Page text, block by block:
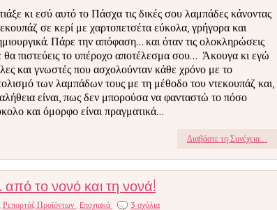
κι εσύ αυτό το Πάσχα τις δικές σου λαμπάδες κάνοντας
σε κερί με χαρτοπετσέτα εύκολα, γρήγορα και
Πάρε την απόφαση... και όταν τις ολοκληρώσεις
θα πιστεύεις το υπέροχο αποτέλεσμα σου... Άκουγα κι εγώ
και γνωστές που ασχολούνταν κάθε χρόνο με το
των λαμπάδων τους με τη μέθοδο του ντεκουπάζ και,
είναι, πως δεν μπορούσα να φανταστώ το πόσο
και όμορφο είναι πραγματικά...
Διαβάστε τη Συνέχεια...
το νονό και τη νονά!
, Ρεπορτάζ Προϊόντων , Eποχιακά 3 σχόλια